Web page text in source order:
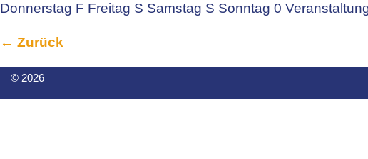
Donnerstag F Freitag S Samstag S Sonntag 0
← Zurück
© 2026